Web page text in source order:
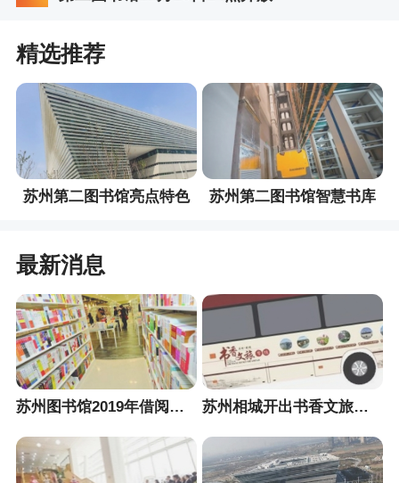
精选推荐
苏州第二图书馆亮点特色 苏州第二图书馆智慧书库
最新消息
苏州图书馆2019年借阅排行榜 苏州相城开出书香文旅公交专线